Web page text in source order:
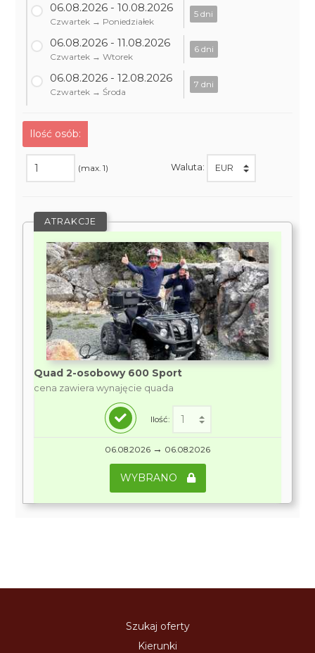
06.08.2026 - 10.08.2026
Czwartek → Poniedziałek
5 dni
06.08.2026 - 11.08.2026
Czwartek → Wtorek
6 dni
06.08.2026 - 12.08.2026
Czwartek → Środa
7 dni
Ilość osób:
(max. 1) Waluta:
ATRAKCJE
Quad 2-osobowy 600 Sport
cena zawiera wynajęcie quada
Ilość:
06.08.2026 → 06.08.2026
WYBRANO
Szukaj oferty
Kierunki